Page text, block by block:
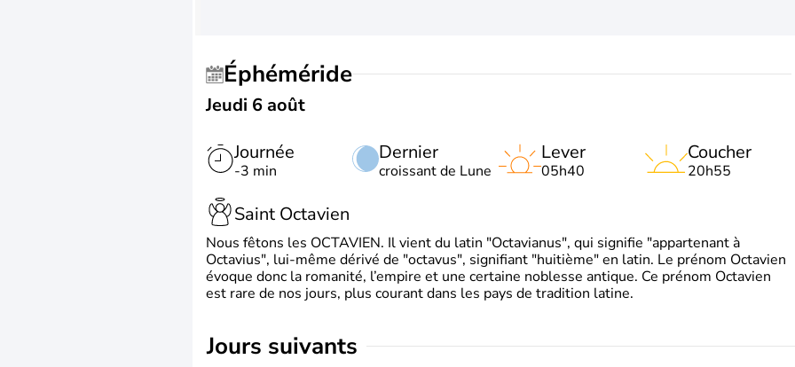
Éphéméride
Jeudi 6 août
Journée
-3 min
Dernier
croissant de Lune
Lever
05h40
Coucher
20h55
Saint Octavien
Nous fêtons les OCTAVIEN. Il vient du latin "Octavianus", qui signifie "appartenant à
Octavius", lui-même dérivé de "octavus", signifiant "huitième" en latin. Le prénom Octavien
évoque donc la romanité, l’empire et une certaine noblesse antique. Ce prénom Octavien
est rare de nos jours, plus courant dans les pays de tradition latine.
jours suivants